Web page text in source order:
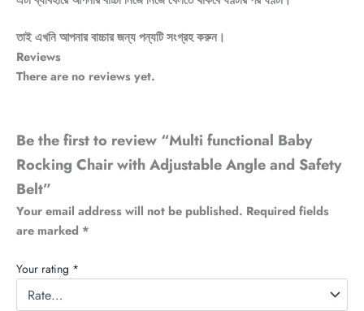
তাই এখনি আপনার বাচ্চার জন্য পন্যটি সংগ্রহ করুন।
Reviews
There are no reviews yet.
Be the first to review “Multi functional Baby
Rocking Chair with Adjustable Angle and Safety
Belt”
Your email address will not be published. Required fields
are marked *
Your rating *